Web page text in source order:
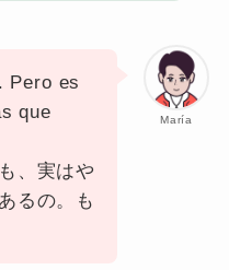
María
Pero es
que
、実はや
るの。も